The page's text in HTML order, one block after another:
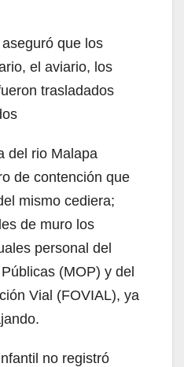
que los
el aviario, los
trasladados
del rio Malapa
de contención que
mismo cediera;
de muro los
personal del
(MOP) y del
Vial (FOVIAL), ya
no registró